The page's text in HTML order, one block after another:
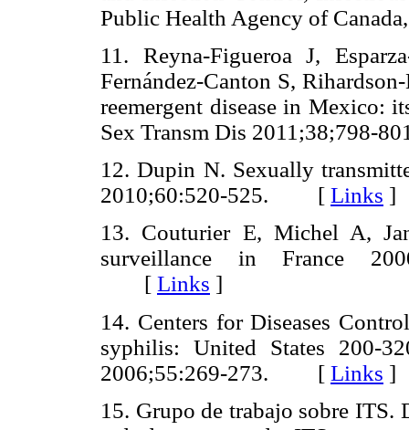
Public Health Agency of
11. Reyna-Figueroa J,
Fernández-Canton S,
reemergent disease in Mexico:
Sex Transm Dis
12. Dupin N. Sexually
2010;60:520-525. [ Links ]
13. Couturier E, Michel A,
surveillance in France
[ Links ]
14. Centers for Diseases
syphilis: United States 200-
2006;55:269-273. [ Links ]
15. Grupo de trabajo sobre